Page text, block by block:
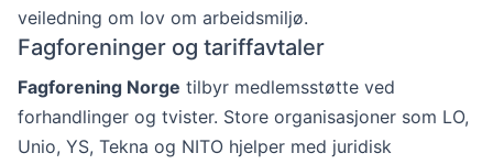
veiledning om lov om arbeidsmiljø.
Fagforeninger og tariffavtaler
Fagforening Norge tilbyr medlemsstøtte ved
forhandlinger og tvister. Store organisasjoner som LO,
Unio, YS, Tekna og NITO hjelper med juridisk